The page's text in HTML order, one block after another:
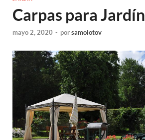
Carpas para Jardín
mayo 2, 2020 - porsamolotov